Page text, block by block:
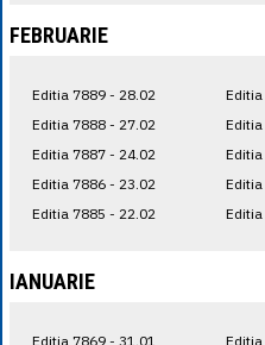
FEBRUARIE
Editia 7889 - 28.02
Editia 7888 - 27.02
Editia 7887 - 24.02
Editia 7886 - 23.02
Editia 7885 - 22.02
IANUARIE
Editia 7869 - 31.01
Editia